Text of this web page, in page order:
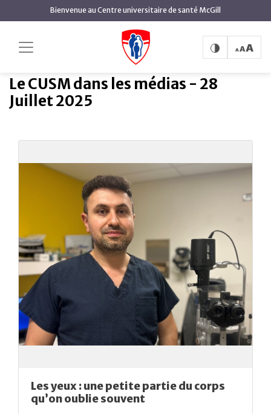
principal
Bienvenue au Centre universitaire de santé McGill
CUSM dans les médias
- 28 Juillet 2025
Le CUSM dans les médias - 28
Juillet 2025
Les yeux : une petite partie du corps
qu’on oublie souvent